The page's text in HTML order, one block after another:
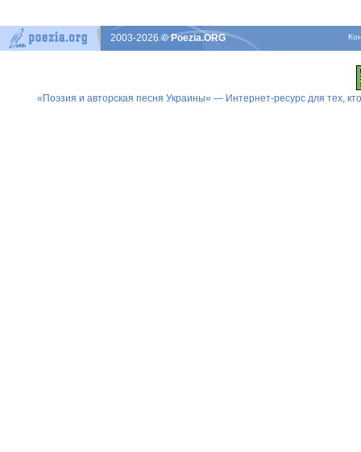
2003-2026© Poezia.ORG
«Поэзия и авторская песня Украины» — Интернет-ресурс для тех,